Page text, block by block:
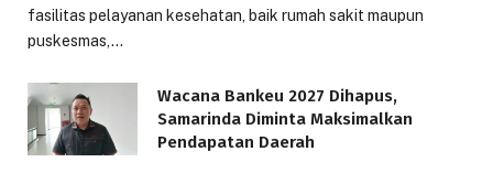
fasilitas pelayanan kesehatan, baik rumah sakit maupun
puskesmas,…
Wacana Bankeu 2027 Dihapus,
Samarinda Diminta Maksimalkan
Pendapatan Daerah